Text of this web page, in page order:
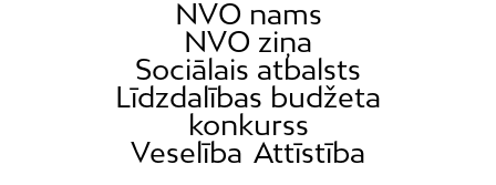
NVO nams
NVO ziņa
Sociālais atbalsts
Līdzdalības budžeta
konkurss
Veselība Attīstība